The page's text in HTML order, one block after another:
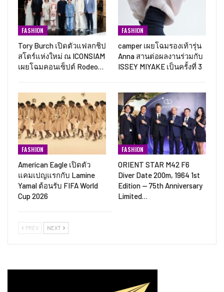
FASHION
Tory Burch เปิดตัวแฟลกชิป
สโตร์แห่งใหม่ ณ ICONSIAM
เผยโฉมคอนเซ็ปต์ Rodeo…
FASHION
camper เผยโฉมรองเท้ารุ่น
Anna สานต่อผลงานร่วมกับ
ISSEY MIYAKE เป็นครั้งที่ 3
FASHION
American Eagle เปิดตัว
แคมเปญแรกกับ Lamine
Yamal ต้อนรับ FIFA World
Cup 2026
FASHION
ORIENT STAR M42 F6
Diver Date 200m, 1964 1st
Edition — 75th Anniversary
Limited…
PREV NEXT